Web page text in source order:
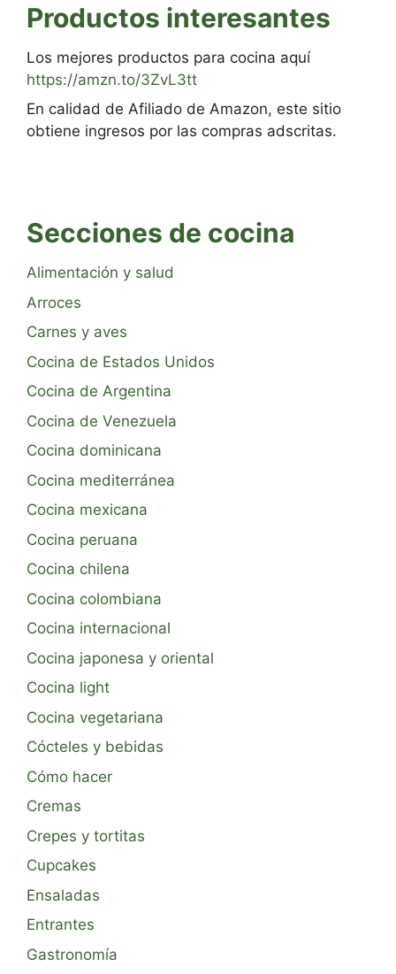
Productos interesantes
Los mejores productos para cocina aquí
https://amzn.to/3ZvL3tt
En calidad de Afiliado de Amazon, este sitio
obtiene ingresos por las compras adscritas.
Secciones de cocina
Alimentación y salud
Arroces
Carnes y aves
Cocina de Estados Unidos
Cocina de Argentina
Cocina de Venezuela
Cocina dominicana
Cocina mediterránea
Cocina mexicana
Cocina peruana
Cocina chilena
Cocina colombiana
Cocina internacional
Cocina japonesa y oriental
Cocina light
Cocina vegetariana
Cócteles y bebidas
Cómo hacer
Cremas
Crepes y tortitas
Cupcakes
Ensaladas
Entrantes
Gastronomía